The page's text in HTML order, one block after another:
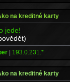
na kreditné karty
jede!
| 193.0.231.*
na kreditné karty